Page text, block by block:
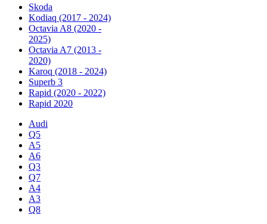
Skoda
Kodiaq (2017 - 2024)
Octavia A8 (2020 -
2025)
Octavia A7 (2013 -
2020)
Karoq (2018 - 2024)
Superb 3
Rapid (2020 - 2022)
Rapid 2020
Audi
Q5
A5
A6
Q3
Q7
A4
A3
Q8